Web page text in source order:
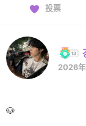
投票
2026
🐶